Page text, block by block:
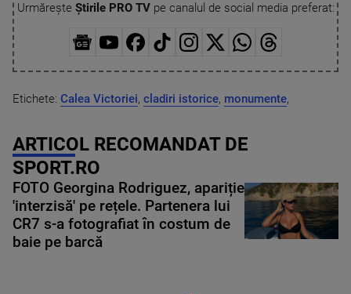
Urmărește Știrile PRO TVpe canalul de social media preferat:
Etichete: Calea Victoriei, cladiri istorice, monumente,
ARTICOL RECOMANDAT DE
SPORT.RO
FOTO Georgina Rodriguez, apariție
'interzisă' pe rețele. Partenera lui
CR7 s-a fotografiat în costum de
baie pe barcă